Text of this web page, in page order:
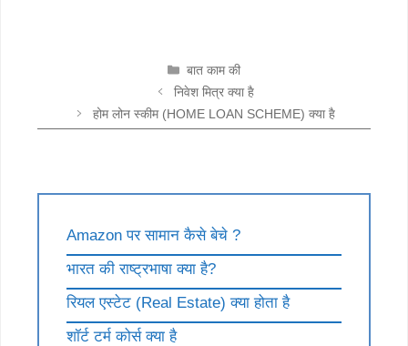
CATEGORIES
बात काम की
निवेश मित्र क्या है
होम लोन स्कीम (HOME LOAN SCHEME) क्या है
Amazon पर सामान कैसे बेचे ?
भारत की राष्ट्रभाषा क्या है?
रियल एस्टेट (Real Estate) क्या होता है
शॉर्ट टर्म कोर्स क्या है